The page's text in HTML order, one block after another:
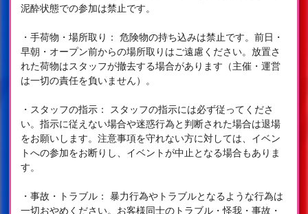
泥酔状態での参加は禁止です。
・手荷物・場所取り： 危険物の持ち込みは禁止です。前日・
早朝・オープン前からの場所取りはご遠慮ください。放置さ
れた荷物はスタッフが撤去する場合があります（主催・運営
は一切の責任を負いません）。
・スタッフの指示： スタッフの指示には必ず従ってくださ
い。指示に従えない場合や迷惑行為と判断された場合は退場
をお願いします。注意事項を守れない方に対しては、イベン
トへの参加をお断りし、イベントが中止となる場合もありま
す。
・事故・トラブル： 暴力行為やトラブルとなるような行為は
一切おやめください。お客様同士のトラブル・怪我・事故・